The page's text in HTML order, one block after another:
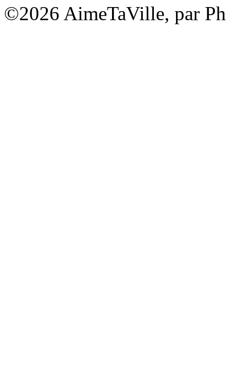
©2026 AimeTaVille, par